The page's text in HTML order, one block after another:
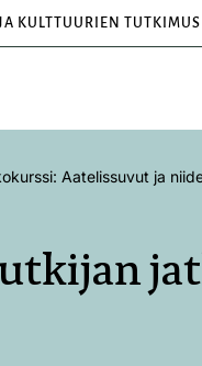
KULTTUURIEN TUTKIMUS
Aatelissuvut ja